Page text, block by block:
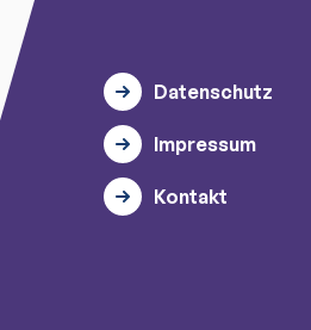
Datenschutz
Impressum
Kontakt